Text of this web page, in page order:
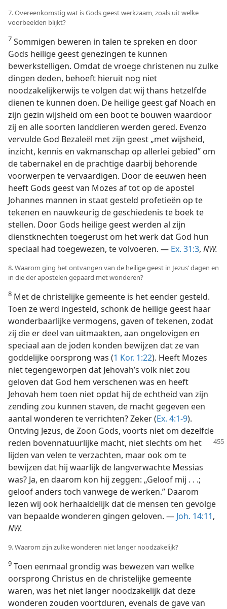
7. Overeenkomstig wat is Gods geest werkzaam, zoals uit welke
voorbeelden blijkt?
7 Sommigen beweren in talen te spreken en door
Gods heilige geest genezingen te kunnen
bewerkstelligen. Omdat de vroege christenen nu zulke
dingen deden, behoeft hieruit nog niet
noodzakelijkerwijs te volgen dat wij thans hetzelfde
dienen te kunnen doen. De heilige geest gaf Noach en
zijn gezin wijsheid om een boot te bouwen waardoor
zij en alle soorten landdieren werden gered. Evenzo
vervulde God Bezaleël met zijn geest „met wijsheid,
inzicht, kennis en vakmanschap op allerlei gebied” om
de tabernakel en de prachtige daarbij behorende
voorwerpen te vervaardigen. Door de eeuwen heen
heeft Gods geest van Mozes af tot op de apostel
Johannes mannen in staat gesteld profetieën op te
tekenen en nauwkeurig de geschiedenis te boek te
stellen. Door Gods heilige geest werden al zijn
dienstknechten toegerust om het werk dat God hun
speciaal had toegewezen, te volvoeren. — Ex. 31:3, NW.
8. Waarom ging het ontvangen van de heilige geest in Jezus’ dagen en
in die der apostelen gepaard met wonderen?
8 Met de christelijke gemeente is het eender gesteld.
Toen ze werd ingesteld, schonk de heilige geest haar
wonderbaarlijke vermogens, gaven of tekenen, zodat
zij die er deel van uitmaakten, aan ongelovigen en
speciaal aan de joden konden bewijzen dat ze van
goddelijke oorsprong was (1 Kor. 1:22). Heeft Mozes
niet tegengeworpen dat Jehovah’s volk niet zou
geloven dat God hem verschenen was en heeft
Jehovah hem toen niet opdat hij de echtheid van zijn
zending zou kunnen staven, de macht gegeven een
aantal wonderen te verrichten? Zeker (Ex. 4:1-9).
Ontving Jezus, de Zoon Gods, voorts niet om dezelfde
reden bovennatuurlijke macht, niet slechts om het
lijden van velen te verzachten, maar ook om te
bewijzen dat hij waarlijk de langverwachte Messias
was? Ja, en daarom kon hij zeggen: „Geloof mij . . .;
geloof anders toch vanwege de werken.” Daarom
lezen wij ook herhaaldelijk dat de mensen ten gevolge
van bepaalde wonderen gingen geloven. — Joh. 14:11,
NW.
9. Waarom zijn zulke wonderen niet langer noodzakelijk?
9 Toen eenmaal grondig was bewezen van welke
oorsprong Christus en de christelijke gemeente
waren, was het niet langer noodzakelijk dat deze
wonderen zouden voortduren, evenals de gave van